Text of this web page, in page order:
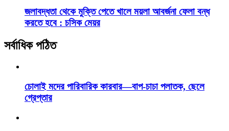
জলাবদ্ধতা থেকে মুক্তি পেতে খালে ময়লা আবর্জনা ফেলা বন্ধ
করতে হবে : চসিক মেয়র
সর্বাধিক পঠিত
চোলাই মদের পারিবারিক কারবার—বাপ-চাচা পলাতক, ছেলে
গ্রেপ্তার